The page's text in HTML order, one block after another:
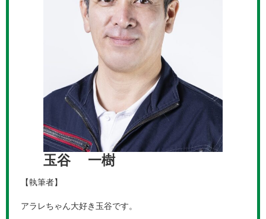
玉谷 一樹
【執筆者】
アラレちゃん大好き玉谷です。